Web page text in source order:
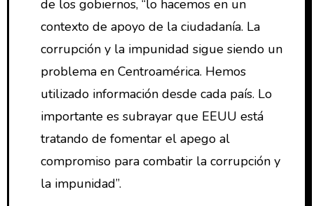
de los gobiernos, “lo hacemos en un
contexto de apoyo de la ciudadanía. La
corrupción y la impunidad sigue siendo un
problema en Centroamérica. Hemos
utilizado información desde cada país. Lo
importante es subrayar que EEUU está
tratando de fomentar el apego al
compromiso para combatir la corrupción y
la impunidad”.